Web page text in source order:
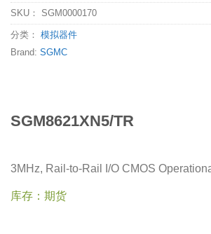
SKU： SGM0000170
分类： 模拟器件
Brand: SGMC
SGM8621XN5/TR
3MHz, Rail-to-Rail I/O CMOS
库存：期货